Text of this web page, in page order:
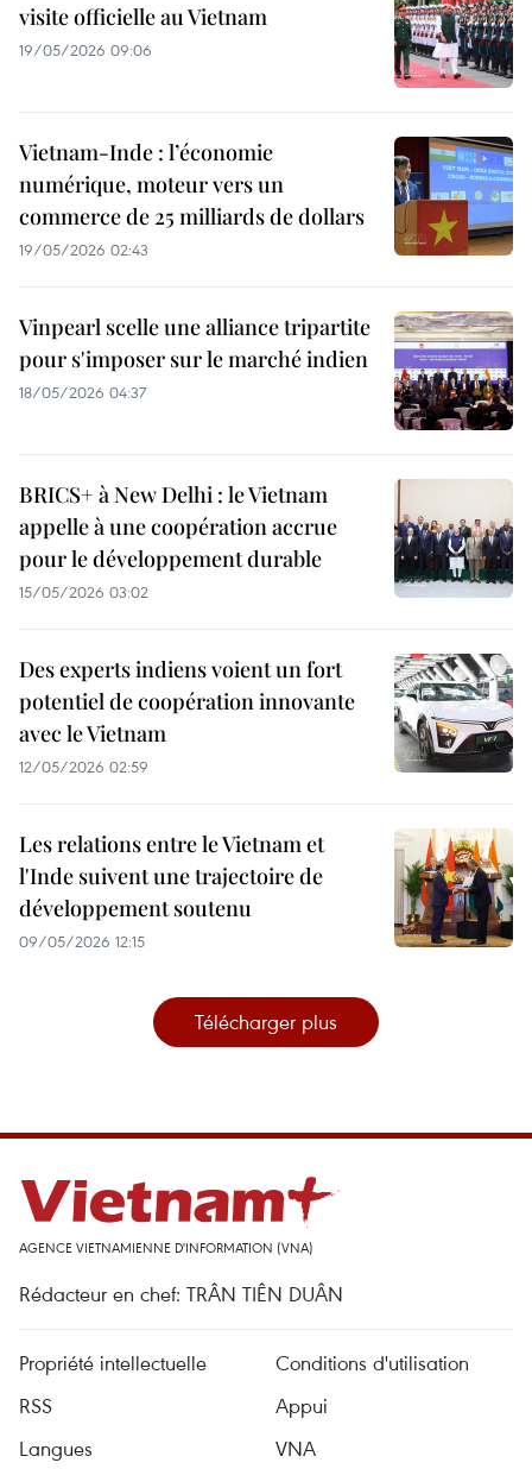
visite officielle au Vietnam
19/05/2026 09:06
Vietnam-Inde : l’économie
numérique, moteur vers un
commerce de 25 milliards de dollars
19/05/2026 02:43
Vinpearl scelle une alliance tripartite
pour s'imposer sur le marché indien
18/05/2026 04:37
BRICS+ à New Delhi : le Vietnam
appelle à une coopération accrue
pour le développement durable
15/05/2026 03:02
Des experts indiens voient un fort
potentiel de coopération innovante
avec le Vietnam
12/05/2026 02:59
Les relations entre le Vietnam et
l'Inde suivent une trajectoire de
développement soutenu
09/05/2026 12:15
Télécharger plus
AGENCE VIETNAMIENNE D'INFORMATION (VNA)
Rédacteur en chef: TRÂN TIÊN DUÂN
Propriété intellectuelle
Conditions d'utilisation
RSS
Appui
Langues
VNA